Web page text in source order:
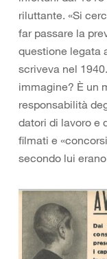
riluttante. «Si
far passare la
questione legata
scriveva nel
immagine? È un
responsabilità
datori di lavoro e
filmati e
secondo lui